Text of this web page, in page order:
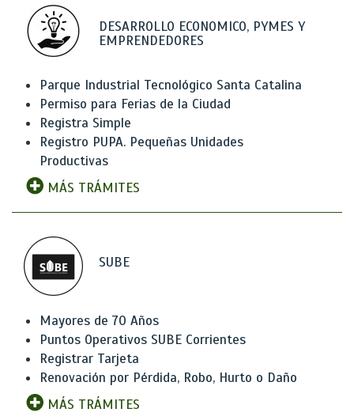
DESARROLLO ECONOMICO, PYMES Y
EMPRENDEDORES
Parque Industrial Tecnológico Santa Catalina
Permiso para Ferias de la Ciudad
Registra Simple
Registro PUPA. Pequeñas Unidades
Productivas
MÁS TRÁMITES
SUBE
Mayores de 70 Años
Puntos Operativos SUBE Corrientes
Registrar Tarjeta
Renovación por Pérdida, Robo, Hurto o Daño
MÁS TRÁMITES